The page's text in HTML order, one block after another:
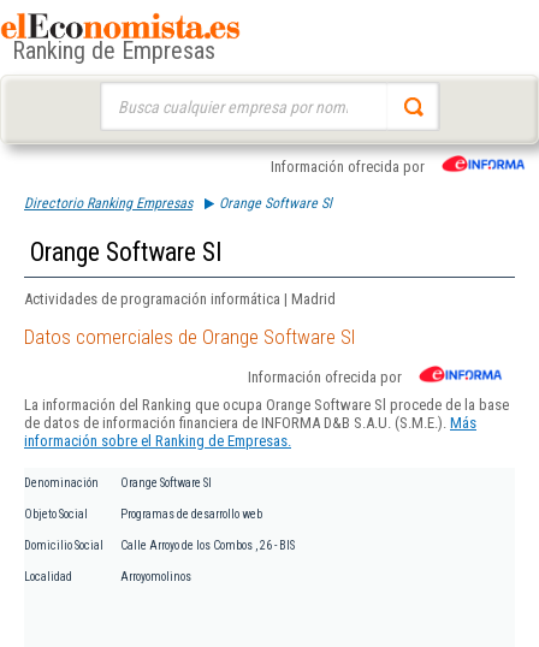
Ranking de Empresas
Información ofrecida por
Directorio Ranking Empresas Orange Software Sl
Orange Software Sl
Actividades de programación informática | Madrid
Datos comerciales de Orange Software Sl
Información ofrecida por
La información del Ranking que ocupa Orange Software Sl procede de la base
de datos de información financiera de INFORMA D&B S.A.U. (S.M.E.). Más
información sobre el Ranking de Empresas.
Denominación Orange Software Sl
Objeto Social Programas de desarrollo web
Domicilio Social Calle Arroyo de los Combos , 26 - BIS
Localidad Arroyomolinos